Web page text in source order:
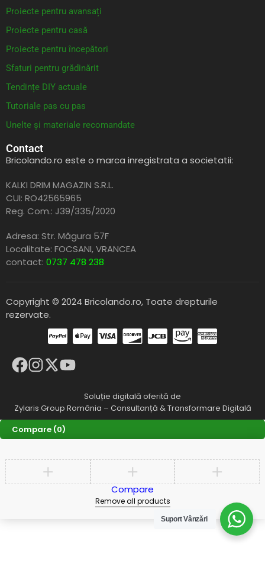
Proiecte pentru avansați
Proiecte pentru casă
Proiecte pentru începători
Sfaturi pentru grădinărit
Tendințe DIY actuale
Tutoriale pas cu pas
Unelte și materiale recomandate
Contact
Bricolando.ro este o marca inregistrata a societatii:
KALKI DRIM MAGAZIN S.R.L.
CUI: RO42565965
Reg. Com.: J39/335/2020
Adresa: Str. Măgura 57F
Localitate: FOCSANI,VRANCEA
contact: 0737 478 238
Copyright © 2024 Bricolando.ro, Toate drepturile
rezervate.
Soluție digitală oferită de
Zylaris Group România – Consultanță & Transformare Digitală
Suport Vânzări
Compare (0)
Compare
Remove all products